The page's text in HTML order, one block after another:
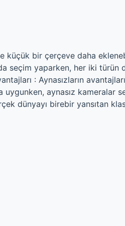
küçük bir çerçeve daha
seçim yaparken, her iki türün
: Aynasızların
aynasız kameralar
dünyayı birebir yansıtan